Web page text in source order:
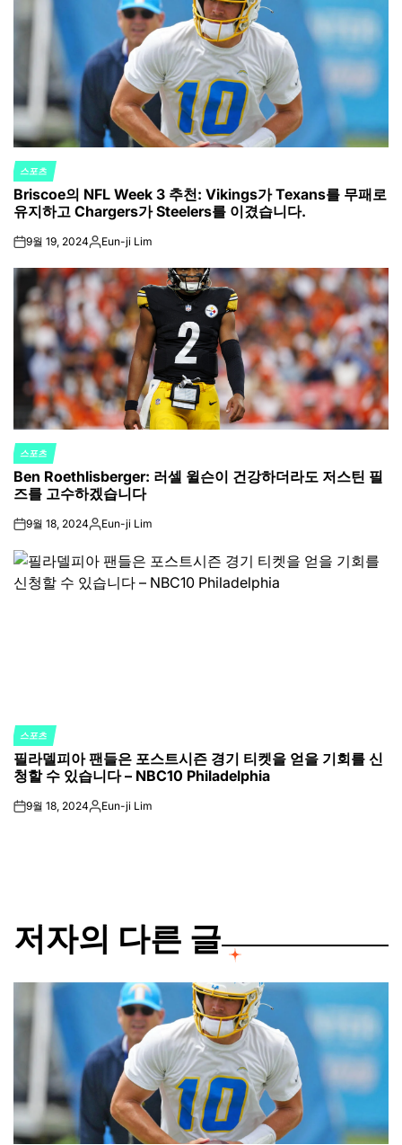
POSTED
IN
스포츠
Briscoe의 NFL Week 3 추천: Vikings가 Texans를 무패로
유지하고 Chargers가 Steelers를 이겼습니다.
on9월 19, 2024Posted
Eun-ji Lim
POSTED
IN
스포츠
Ben Roethlisberger: 러셀 윌슨이 건강하더라도 저스틴 필
즈를 고수하겠습니다
on9월 18, 2024Posted
Eun-ji Lim
POSTED
IN
스포츠
필라델피아 팬들은 포스트시즌 경기 티켓을 얻을 기회를 신
청할 수 있습니다 – NBC10 Philadelphia
on9월 18, 2024Posted
Eun-ji Lim
저자의 다른 글